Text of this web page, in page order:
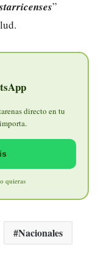
”
directo en tu
quieras
Nacionales